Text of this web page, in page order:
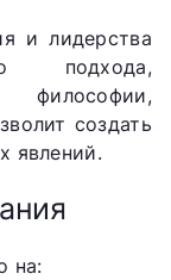
и лидерства
подхода,
философии,
создать
явлений.
на: